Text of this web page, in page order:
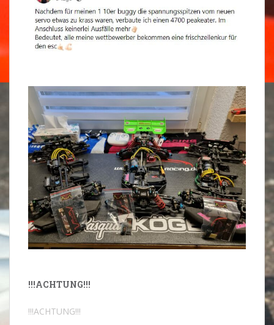
!!!ACHTUNG!!!
!!!ACHTUNG!!!